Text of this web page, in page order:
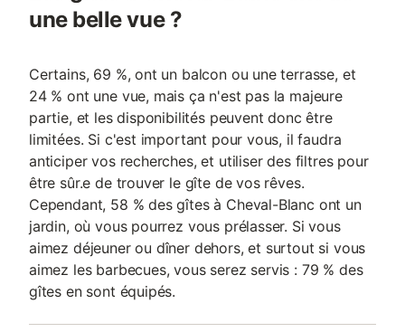
une belle vue ?
Certains, 69 %, ont un balcon ou une terrasse, et
24 % ont une vue, mais ça n'est pas la majeure
partie, et les disponibilités peuvent donc être
limitées. Si c'est important pour vous, il faudra
anticiper vos recherches, et utiliser des filtres pour
être sûr.e de trouver le gîte de vos rêves.
Cependant, 58 % des gîtes à Cheval-Blanc ont un
jardin, où vous pourrez vous prélasser. Si vous
aimez déjeuner ou dîner dehors, et surtout si vous
aimez les barbecues, vous serez servis : 79 % des
gîtes en sont équipés.